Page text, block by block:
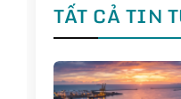
TẤT CẢ TIN